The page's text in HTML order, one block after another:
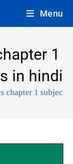
Menu
1
in hindi
chapter 1